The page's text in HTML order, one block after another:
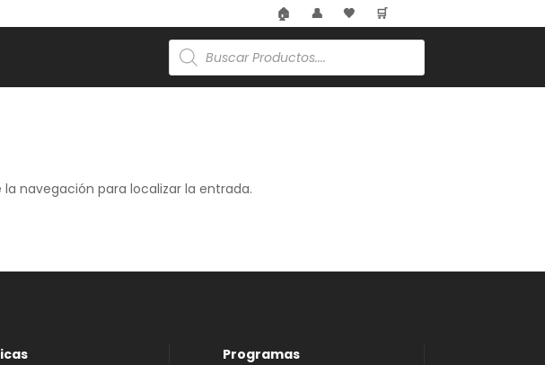
🏠 👤 🖤 🛒
Búsqueda
de
productos
navegación para localizar la entrada.
Programas